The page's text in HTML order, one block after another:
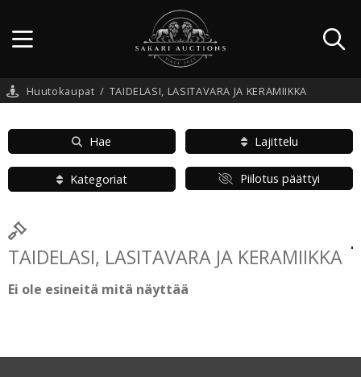
Huutokaupat / TAIDELASI, LASITAVARA JA KERAMIIKKA
Hae Lajittelu
Kategoriat Piilotus päättyi
TAIDELASI, LASITAVARA JA KERAMIIKKA
Ei ole esineitä mitä näyttää